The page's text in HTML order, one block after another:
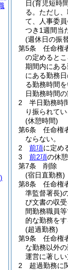
日(育児短時
る。 ただし
て、人事委
つき1週間当
(週休日の振
第5条
任命権
の定めるとこ
期間内にあ
にある勤務
る勤務時間
日勤務時間
2
半日勤務時
り振られて
(休憩時間)
第6条
任命権
ならない。
2
前項に定め
3
前2項の休
第7条
削除
(宿日直勤務)
第8条
任命権
準監督署長)
び文書の収
間勤務職員
的な勤務を
(超過勤務)
第9条
任命権
な勤務以外
運営に著し
2
超過勤務に